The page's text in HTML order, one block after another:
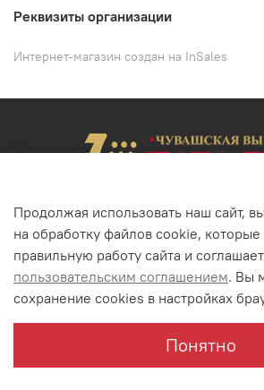
Реквизиты организации
Интернет-магазин создан на InSales
+7(352) 22-62-02
г. Чебоксары, ул.
Продолжая использовать наш сайт,
на обработку файлов cookie,
правильную работу сайта и
пользовательским соглашением. Вы
сохранение cookies в настройках
Понятно